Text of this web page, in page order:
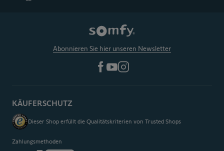
Abonnieren Sie hier unseren Newsletter
KÄUFERSCHUTZ
Dieser Shop erfüllt die Qualitätskriterien von Trusted Shops
Zahlungsmethoden